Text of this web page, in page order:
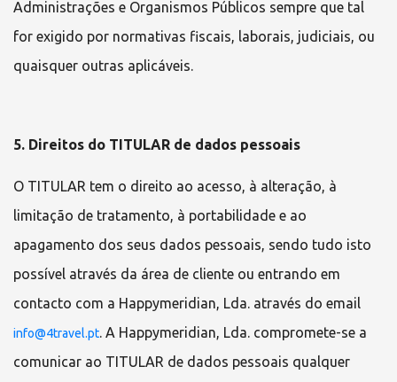
Administrações e Organismos Públicos sempre que tal
for exigido por normativas fiscais, laborais, judiciais, ou
quaisquer outras aplicáveis.
5. Direitos do TITULAR de dados pessoais
O TITULAR tem o direito ao acesso, à alteração, à
limitação de tratamento, à portabilidade e ao
apagamento dos seus dados pessoais, sendo tudo isto
possível através da área de cliente ou entrando em
contacto com a Happymeridian, Lda. através do email
info@4travel.pt. A Happymeridian, Lda. compromete-se a
comunicar ao TITULAR de dados pessoais qualquer